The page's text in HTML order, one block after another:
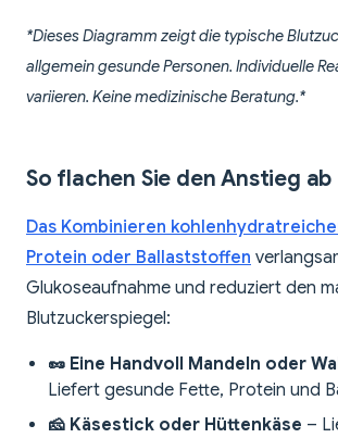
*Dieses Diagramm zeigt die typische
allgemein gesunde Personen. Individuelle
variieren. Keine medizinische Beratung.*
So flachen Sie den Anstieg ab
Das Kombinieren
Protein oder Ballaststoffen
Glukoseaufnahme und reduziert den
Blutzuckerspiegel:
🥜 Eine Handvoll Mandeln oder
Liefert gesunde Fette, Protein und
🧀 Käsestick oder Hüttenkäse –